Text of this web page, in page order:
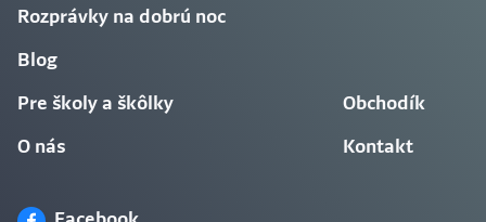
Rozprávky na dobrú noc
Blog
Pre školy a škôlky
O nás
Obchodík
Kontakt